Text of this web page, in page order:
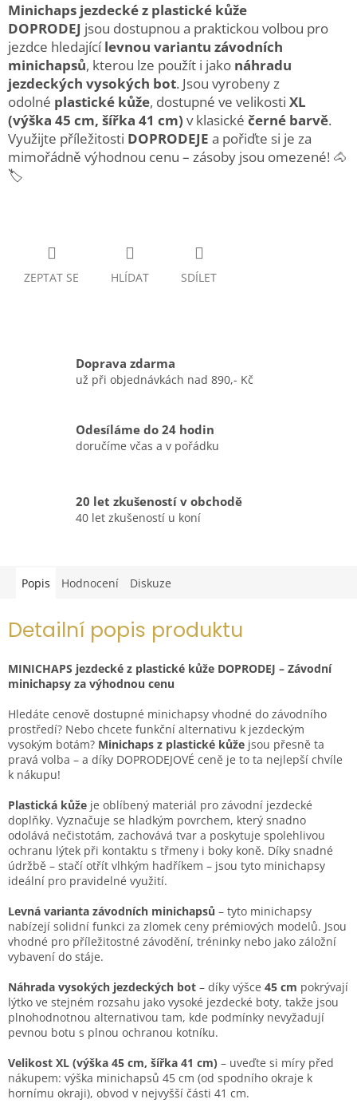
Minichaps jezdecké z plastické kůže
DOPRODEJ jsou dostupnou a praktickou volbou pro
jezdce hledajícílevnou variantu závodních
minichapsů, kterou lze použít i jako náhradu
jezdeckých vysokých bot. Jsou vyrobeny z
odolné plastické kůže, dostupné ve velikosti XL
(výška 45 cm, šířka 41 cm) v klasické černé barvě.
Využijte příležitosti DOPRODEJE a pořiďte si je za
mimořádně výhodnou cenu – zásoby jsou omezené! 🐴
🏷️
ZEPTAT SE HLÍDAT SDÍLET
Doprava zdarma
už při objednávkách nad 890,- Kč
Odesíláme do 24 hodin
doručíme včas a v pořádku
20 let zkušeností v obchodě
40 let zkušeností u koní
Popis Hodnocení Diskuze
Detailní popis produktu
MINICHAPS jezdecké z plastické kůže DOPRODEJ – Závodní
minichapsy za výhodnou cenu
Hledáte cenově dostupné minichapsy vhodné do závodního
prostředí? Nebo chcete funkční alternativu k jezdeckým
vysokým botám? Minichaps z plastické kůže jsou přesně ta
pravá volba – a díky DOPRODEJOVÉ ceně je to ta nejlepší chvíle
k nákupu!
Plastická kůže je oblíbený materiál pro závodní jezdecké
doplňky. Vyznačuje se hladkým povrchem, který snadno
odolává nečistotám, zachovává tvar a poskytuje spolehlivou
ochranu lýtek při kontaktu s třmeny i boky koně. Díky snadné
údržbě – stačí otřít vlhkým hadříkem – jsou tyto minichapsy
ideální pro pravidelné využití.
Levná varianta závodních minichapsů – tyto minichapsy
nabízejí solidní funkci za zlomek ceny prémiových modelů. Jsou
vhodné pro příležitostné závodění, tréninky nebo jako záložní
vybavení do stáje.
Náhrada vysokých jezdeckých bot – díky výšce 45 cm pokrývají
lýtko ve stejném rozsahu jako vysoké jezdecké boty, takže jsou
plnohodnotnou alternativou tam, kde podmínky nevyžadují
pevnou botu s plnou ochranou kotníku.
Velikost XL (výška 45 cm, šířka 41 cm) – uveďte si míry před
nákupem: výška minichapsů 45 cm (od spodního okraje k
hornímu okraji), obvod v nejvyšší části 41 cm.